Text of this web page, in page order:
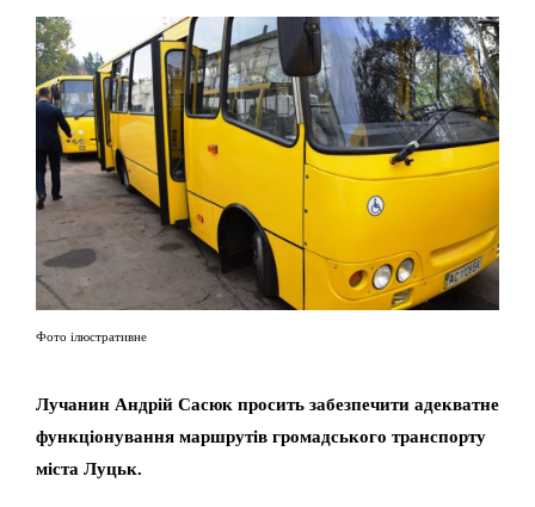
Фото ілюстративне
Лучанин Андрій Сасюк просить забезпечити адекватне
функціонування маршрутів громадського транспорту
міста Луцьк.